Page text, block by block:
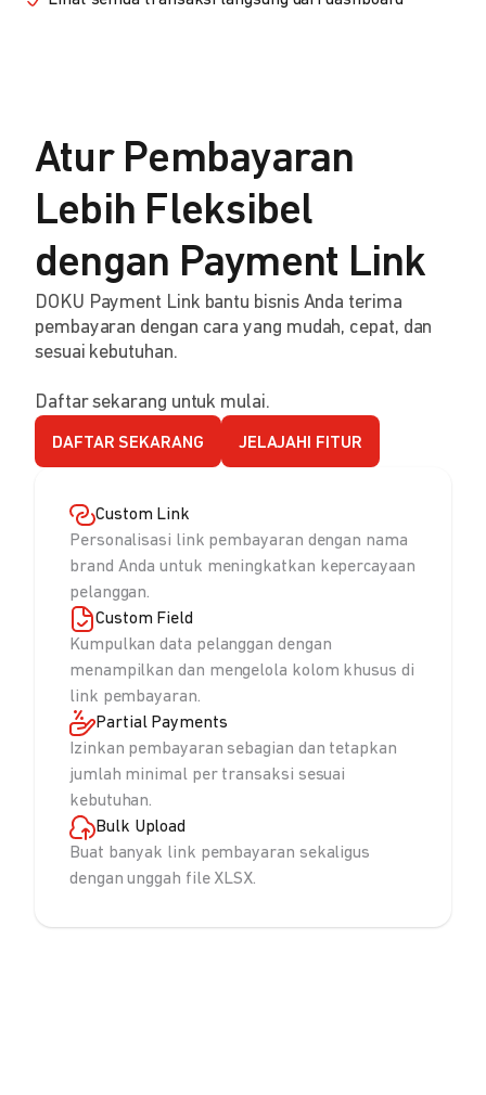
Atur Pembayaran
Lebih Fleksibel
dengan Payment Link
DOKU Payment Link bantu bisnis Anda terima
pembayaran dengan cara yang mudah, cepat, dan
sesuai kebutuhan.
Daftar sekarang untuk mulai.
DAFTAR SEKARANG JELAJAHI FITUR
Custom Link
Personalisasi link pembayaran dengan nama
brand Anda untuk meningkatkan kepercayaan
pelanggan.
Custom Field
Kumpulkan data pelanggan dengan
menampilkan dan mengelola kolom khusus di
link pembayaran.
Partial Payments
Izinkan pembayaran sebagian dan tetapkan
jumlah minimal per transaksi sesuai
kebutuhan.
Bulk Upload
Buat banyak link pembayaran sekaligus
dengan unggah file XLSX.